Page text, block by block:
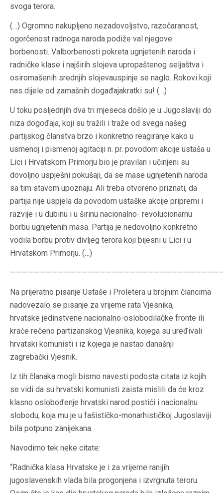
svoga terora.
(…) Ogromno nakupljeno nezadovoljstvo, razočaranost,
ogorčenost radnoga naroda podiže val njegove
borbenosti. Valborbenosti pokreta ugnjetenih naroda i
radničke klase i najširih slojeva upropaštenog seljaštva i
osiromašenih srednjih slojevauspinje se naglo. Rokovi koji
nas dijele od zamašnih događajakratki su! (…)
U toku posljednjih dva tri mjeseca došlo je u Jugoslaviji do
niza dogođaja, koji su tražili i traže od svega našeg
partijskog članstva brzo i konkretno reagiranje kako u
usmenoj i pismenoj agitaciji n. pr. povodom akcije ustaša u
Lici i Hrvatskom Primorju bio je pravilan i učinjeni su
dovoljno uspješni pokušaji, da se mase ugnjetenih naroda
sa tim stavom upoznaju. Ali treba otvoreno priznati, da
partija nije uspjela da povodom ustaške akcije pripremi i
razvije i u dubinu i u širinu nacionalno- revolucionarnu
borbu ugnjetenih masa. Partija je nedovoljno konkretno
vodila borbu protiv divljeg terora koji bijesni u Lici i u
Hrvatskom Primorju. (…)
Na prijeratno pisanje Ustaše i Proletera u brojnim člancima
nadovezalo se pisanje za vrijeme rata Vjesnika,
hrvatske jedinstvene nacionalno-oslobodilačke fronte ili
kraće rečeno partizanskog Vjesnika, kojega su uređivali
hrvatski komunisti i iz kojega je nastao današnji
zagrebački Vjesnik.
Iz tih članaka mogli bismo navesti podosta citata iz kojih
se vidi da su hrvatski komunisti zaista mislili da će kroz
klasno oslobođenje hrvatski narod postići i nacionalnu
slobodu, koja mu je u fašističko-monarhističkoj Jugoslaviji
bila potpuno zanijekana.
Navodimo tek neke citate:
“Radnička klasa Hrvatske je i za vrijeme ranijih
jugoslavenskih vlada bila progonjena i izvrgnuta teroru.